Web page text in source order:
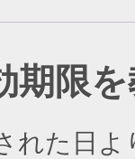
期限
れた日